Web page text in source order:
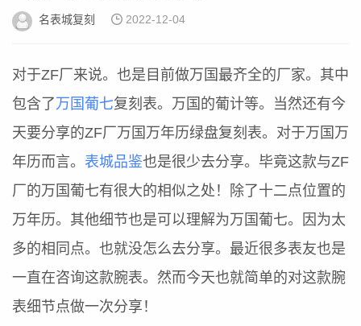
名表城复刻 2022-12-04
对于ZF厂来说。也是目前做万国最齐全的厂家。其中
包含了万国葡七复刻表。万国的葡计等。当然还有今
天要分享的ZF厂万国万年历绿盘复刻表。对于万国万
年历而言。 表城品鉴也是很少去分享。毕竟这款与ZF
厂的万国葡七有很大的相似之处！除了十二点位置的
万年历。其他细节也是可以理解为万国葡七。因为太
多的相同点。也就没怎么去分享。最近很多表友也是
一直在咨询这款腕表。然而今天也就简单的对这款腕
表细节点做一次分享！